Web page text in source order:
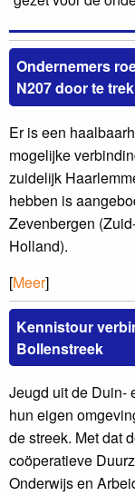
Ondernemers
N207 door te
Er is een
mogelijke
zuidelijk
hebben is
Zevenbergen
Holland).
[Meer]
Kennistour
Bollenstreek
Jeugd uit de Duin-
hun eigen
de streek. Met dat
coöperatieve
Onderwijs en